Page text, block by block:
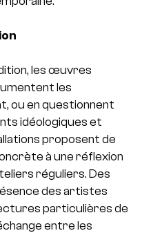
les œuvres
les
ou en questionnent
idéologiques et
proposent de
à une réflexion
réguliers. Des
des artistes
particulières de
entre les